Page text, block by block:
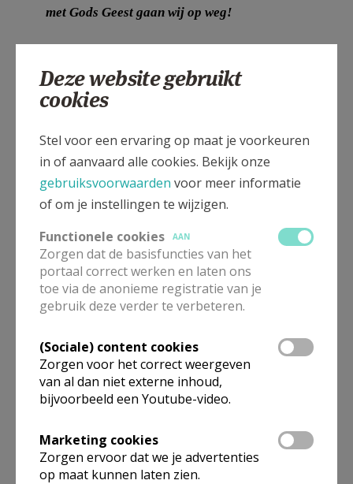
met Gods Geest gaan wij op weg!
thuisfeest. Proficiat aan alle vormelingen.
Vormelingen Ruiselede 2026 © Studio Laura Ninja -
Deze website gebruikt
cookies
Stel voor een ervaring op maat je voorkeuren
in of aanvaard alle cookies. Bekijk onze
gebruiksvoorwaarden voor meer informatie
of om je instellingen te wijzigen.
Functionele cookies
AAN
Zorgen dat de basisfuncties van het
portaal correct werken en laten ons
toe via de anonieme registratie van je
gebruik deze verder te verbeteren.
(Sociale) content cookies
Zorgen voor het correct weergeven
van al dan niet externe inhoud,
bijvoorbeeld een Youtube-video.
Marketing cookies
Zorgen ervoor dat we je advertenties
op maat kunnen laten zien.